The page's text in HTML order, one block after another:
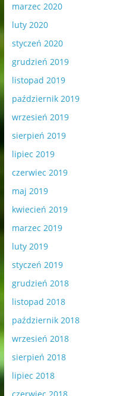
marzec 2020
luty 2020
styczeń 2020
grudzień 2019
listopad 2019
październik 2019
wrzesień 2019
sierpień 2019
lipiec 2019
czerwiec 2019
maj 2019
kwiecień 2019
marzec 2019
luty 2019
styczeń 2019
grudzień 2018
listopad 2018
październik 2018
wrzesień 2018
sierpień 2018
lipiec 2018